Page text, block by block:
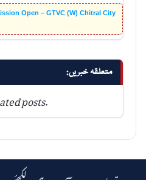
Open – GTVC (W) Chitral City
متعلقہ خبریں:
posts.